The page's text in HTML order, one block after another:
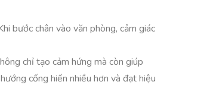
bước chân vào văn phòng, cảm giác
chỉ tạo cảm hứng mà còn giúp
cống hiến nhiều hơn và đạt hiệu